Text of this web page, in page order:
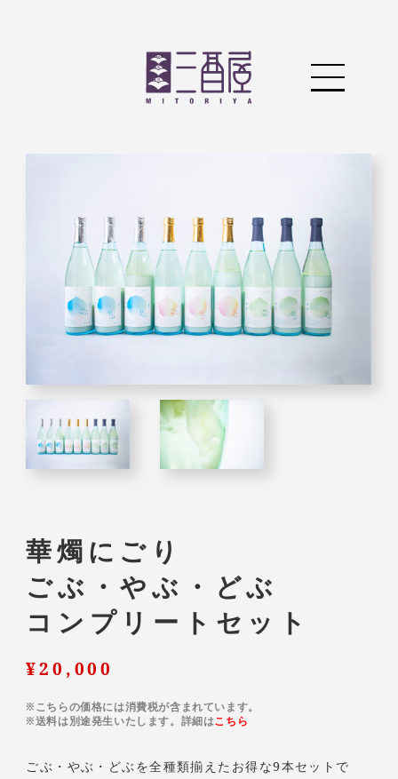
華燭にごり
ごぶ・やぶ・どぶ
コンプリートセット
¥20,000
※こちらの価格には消費税が含まれています。
※送料は別途発生いたします。 詳細はこちら
ごぶ・やぶ・どぶを全種類揃えたお得な9本セットで